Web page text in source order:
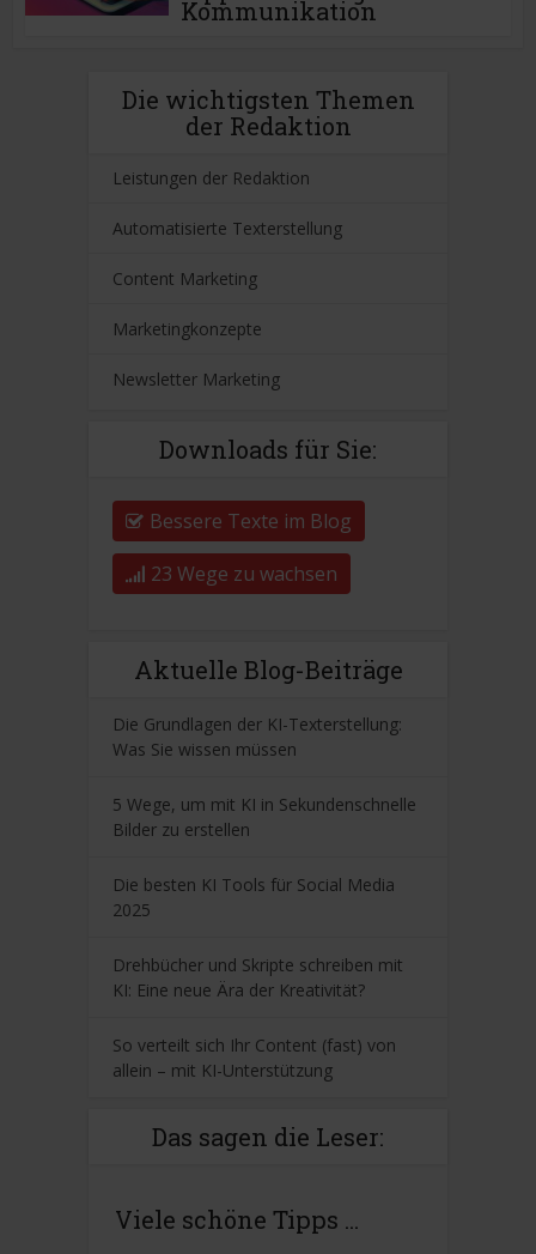
Kommunikation
Die wichtigsten Themen
der Redaktion
Leistungen der Redaktion
Automatisierte Texterstellung
Content Marketing
Marketingkonzepte
Newsletter Marketing
Downloads für Sie:
Bessere Texte im Blog
23 Wege zu wachsen
Aktuelle Blog-Beiträge
Die Grundlagen der KI-Texterstellung:
Was Sie wissen müssen
5 Wege, um mit KI in Sekundenschnelle
Bilder zu erstellen
Die besten KI Tools für Social Media
2025
Drehbücher und Skripte schreiben mit
KI: Eine neue Ära der Kreativität?
So verteilt sich Ihr Content (fast) von
allein – mit KI-Unterstützung
Das sagen die Leser:
Viele schöne Tipps ...